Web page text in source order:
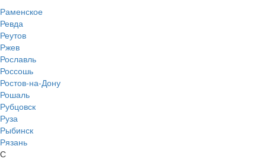
Раменское
Ревда
Реутов
Ржев
Рославль
Россошь
Ростов-на-Дону
Рошаль
Рубцовск
Руза
Рыбинск
Рязань
С